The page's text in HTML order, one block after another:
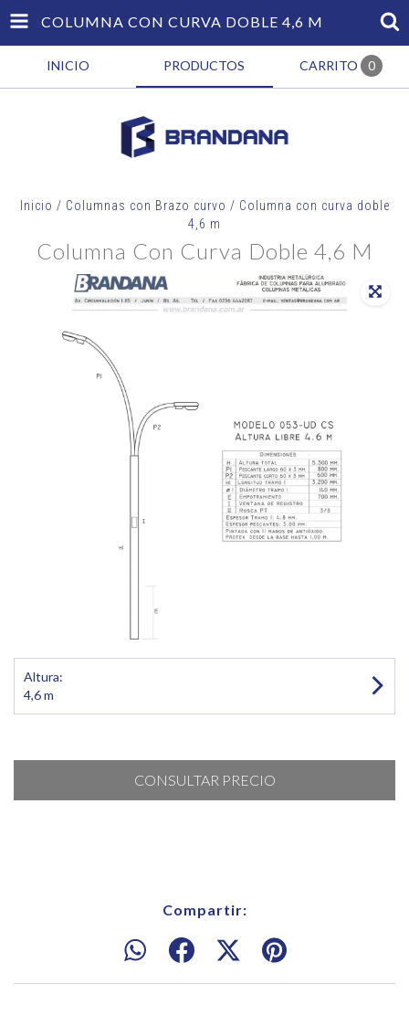
COLUMNA CON CURVA DOBLE 4,6 M
INICIO PRODUCTOS CARRITO 0
Inicio / Columnas con Brazo curvo / Columna con curva doble
4,6 m
Columna Con Curva Doble 4,6 M
Altura:
4,6 m
Compartir: